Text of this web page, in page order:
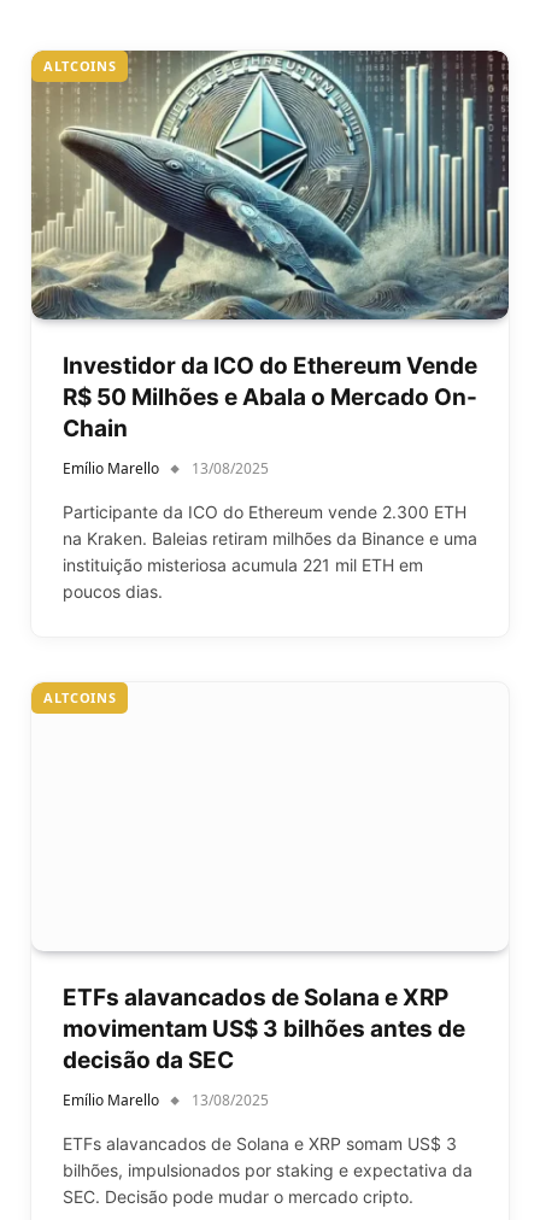
ALTCOINS
Investidor da ICO do Ethereum Vende
R$ 50 Milhões e Abala o Mercado On-
Chain
Emílio Marello 13/08/2025
Participante da ICO do Ethereum vende 2.300 ETH
na Kraken. Baleias retiram milhões da Binance e uma
instituição misteriosa acumula 221 mil ETH em
poucos dias.
ALTCOINS
ETFs alavancados de Solana e XRP
movimentam US$ 3 bilhões antes de
decisão da SEC
Emílio Marello 13/08/2025
ETFs alavancados de Solana e XRP somam US$ 3
bilhões, impulsionados por staking e expectativa da
SEC. Decisão pode mudar o mercado cripto.